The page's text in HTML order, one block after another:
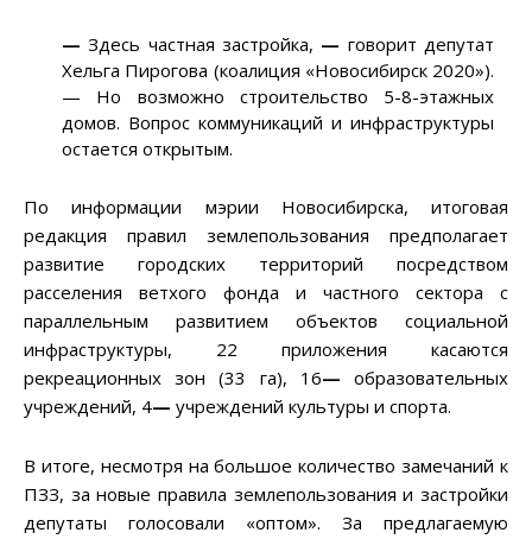
— Здесь частная застройка, — говорит депутат
Хельга Пирогова (коалиция «Новосибирск 2020»).
— Но возможно строительство 5-8-этажных
домов. Вопрос коммуникаций и инфраструктуры
остается открытым.
По информации мэрии Новосибирска, итоговая
редакция правил землепользования предполагает
развитие городских территорий посредством
расселения ветхого фонда и частного сектора с
параллельным развитием объектов социальной
инфраструктуры, 22 приложения касаются
рекреационных зон (33 га), 16— образовательных
учреждений, 4— учреждений культуры и спорта.
В итоге, несмотря на большое количество замечаний к
ПЗЗ, за новые правила землепользования и застройки
депутаты голосовали «оптом». За предлагаемую